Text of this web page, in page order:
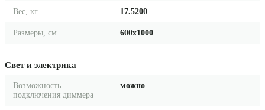
Вес, кг 17.5200
Размеры, см 600x1000
Свет и электрика
Возможность
подключения диммера
можно